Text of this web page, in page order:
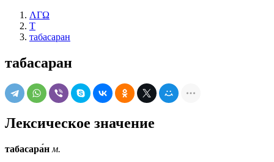
ΛΓΩ
Т
табасаран
табасаран
Лексическое значение
табасара́н м.